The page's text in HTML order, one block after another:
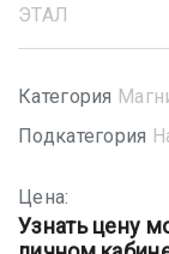
ЭТАЛ
Категория
Подкатегория
Цена:
Узнать цену